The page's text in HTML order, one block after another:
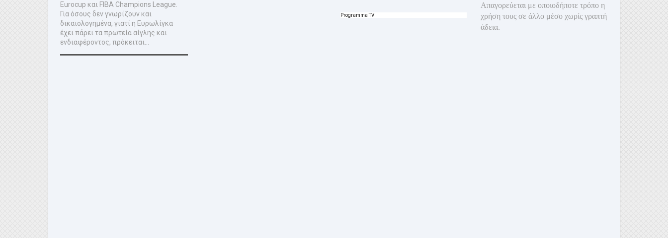
Eurocup και FIBA Champions League.
Για όσους δεν γνωρίζουν και
δικαιολογημένα, γιατί η Ευρωλίγκα
έχει πάρει τα πρωτεία αίγλης και
ενδιαφέροντος, πρόκειται...
Programma TV
Απαγορεύεται με οποιοδήποτε τρόπο η
χρήση τους σε άλλο μέσο χωρίς γραπτή
άδεια.